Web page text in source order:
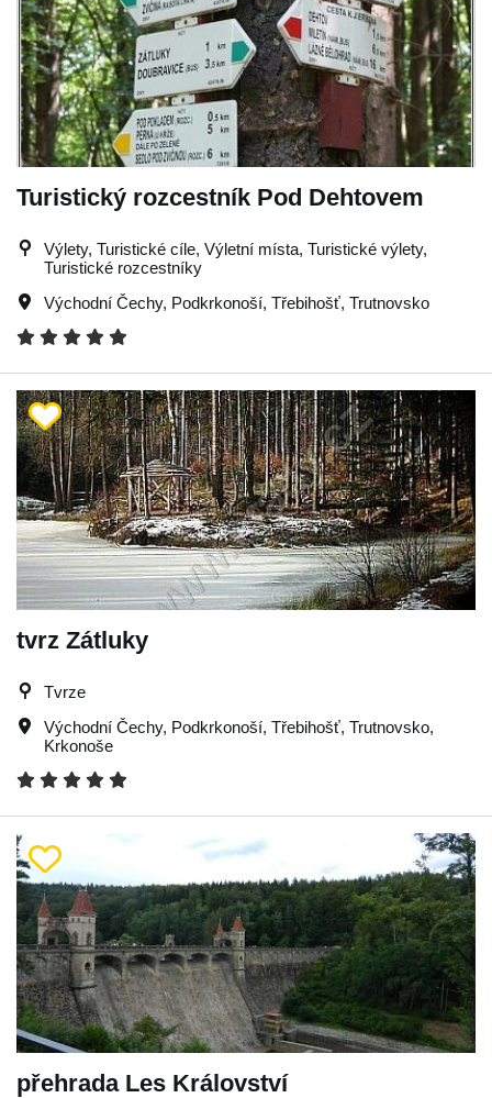
Turistický rozcestník Pod Dehtovem
Výlety, Turistické cíle, Výletní místa, Turistické výlety,
Turistické rozcestníky
Východní Čechy, Podkrkonoší, Třebihošť, Trutnovsko
tvrz Zátluky
Tvrze
Východní Čechy, Podkrkonoší, Třebihošť, Trutnovsko,
Krkonoše
přehrada Les Království